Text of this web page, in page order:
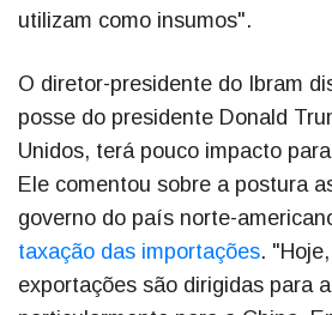
utilizam como insumos".
O diretor-presidente do Ibram
posse do presidente Donald
Unidos, terá pouco impacto
Ele comentou sobre a postura
governo do país norte-
taxação das importações.
exportações são dirigidas para